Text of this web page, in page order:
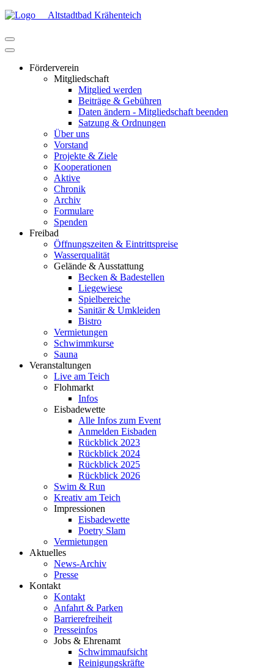
Altstadtbad Krähenteich
Förderverein
Mitgliedschaft
Mitglied werden
Beiträge & Gebühren
Daten ändern - Mitgliedschaft beenden
Satzung & Ordnungen
Über uns
Vorstand
Projekte & Ziele
Kooperationen
Aktive
Chronik
Archiv
Formulare
Spenden
Freibad
Öffnungszeiten & Eintrittspreise
Wasserqualität
Gelände & Ausstattung
Becken & Badestellen
Liegewiese
Spielbereiche
Sanitär & Umkleiden
Bistro
Vermietungen
Schwimmkurse
Sauna
Veranstaltungen
Live am Teich
Flohmarkt
Infos
Eisbadewette
Alle Infos zum Event
Anmelden Eisbaden
Rückblick 2023
Rückblick 2024
Rückblick 2025
Rückblick 2026
Swim & Run
Kreativ am Teich
Impressionen
Eisbadewette
Poetry Slam
Vermietungen
Aktuelles
News-Archiv
Presse
Kontakt
Kontakt
Anfahrt & Parken
Barrierefreiheit
Presseinfos
Jobs & Ehrenamt
Schwimmaufsicht
Reinigungskräfte